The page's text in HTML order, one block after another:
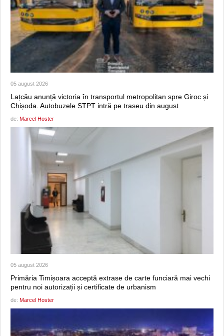
05 august 2026
Lațcău anunță victoria în transportul metropolitan spre Giroc și
Chișoda. Autobuzele STPT intră pe traseu din august
de: Marcel Hoster
05 august 2026
Primăria Timișoara acceptă extrase de carte funciară mai vechi
pentru noi autorizații și certificate de urbanism
de: Marcel Hoster